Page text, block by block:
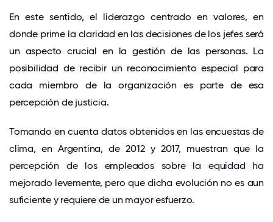
En este sentido, el liderazgo centrado en valores, en
donde prime la claridad en las decisiones de los jefes será
un aspecto crucial en la gestión de las personas. La
posibilidad de recibir un reconocimiento especial para
cada miembro de la organización es parte de esa
percepción de justicia.
Tomando en cuenta datos obtenidos en las encuestas de
clima, en Argentina, de 2012 y 2017, muestran que la
percepción de los empleados sobre la equidad ha
mejorado levemente, pero que dicha evolución no es aun
suficiente y requiere de un mayor esfuerzo.